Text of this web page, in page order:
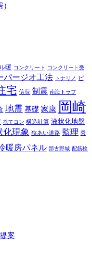
暖 コンクリート
コンクリート受
パージオ工法 トナリノ
ピ
宅 信長 制震 南海トラフ
地震 基礎 家康 岡崎
捨てコン 構造計算 液状化地盤
化現象 狭あい道路 監理 秀
暖房パネル 那古野城 配筋検